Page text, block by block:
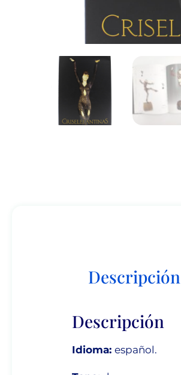
Descripción
Descripción
Idioma: español.